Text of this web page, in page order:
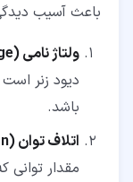
باعث آسیب
ولتاژ نامی (Nominal Voltage)
دیود زنر
باشد.
اتلاف توان (Power Dissipation)
مقدار توانی